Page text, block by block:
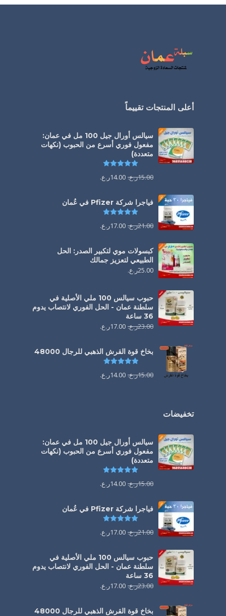
أعلى المنتجات تقييماً
سيالس أورال جيل 100 مل في عمان:
مفعول فوري أسرع من الحبوب (نكهات
متعددة)
15.00ر.ع. 14.00ر.ع.
فياجرا شركة Pfizer في عُمان
21.00ر.ع. 17.00ر.ع.
كبسولات موي لتكبير الصدر: الحل
الطبيعي لتعزيز جمالك
25.00ر.ع.
حبوب سيالس 100 ملي الأصلية في
سلطنة عمان - الحل الفوري لانتصاب يدوم
36 ساعة
23.00ر.ع. 17.00ر.ع.
بخاخ قوة القرش الذهبي للرجال 48000
تم التقييم
15.00ر.ع. 14.00ر.ع.
تخفيضات
سيالس أورال جيل 100 مل في عمان:
مفعول فوري أسرع من الحبوب (نكهات
متعددة)
15.00ر.ع. 14.00ر.ع.
فياجرا شركة Pfizer في عُمان
21.00ر.ع. 17.00ر.ع.
حبوب سيالس 100 ملي الأصلية في
سلطنة عمان - الحل الفوري لانتصاب يدوم
36 ساعة
23.00ر.ع. 17.00ر.ع.
بخاخ قوة القرش الذهبي للرجال 48000